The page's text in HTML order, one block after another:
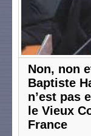
Non, non
Baptiste
n’est pas
le Vieux
France